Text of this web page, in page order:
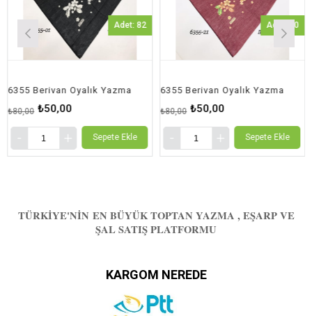
Berivan Oyalık Yazma
₺50,00
Adet: 82
Sepete Ekle
6355 Berivan Oyalık Yazma
₺50,00
₺80,00
Adet: 30
Sepete Ekle
TÜRKIYE'NIN EN BÜYÜK TOPTAN YAZMA , EŞARP VE
ŞAL SATIŞ PLATFORMU
KARGOM NEREDE